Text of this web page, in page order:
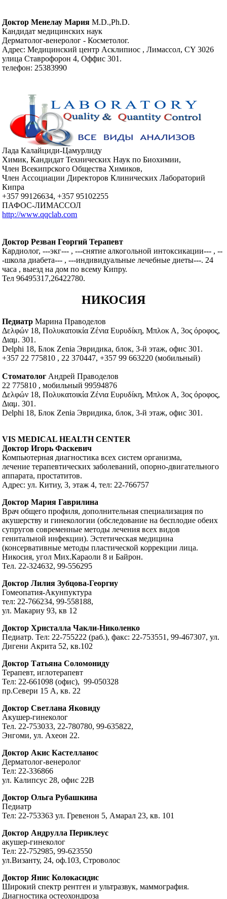
Доктор Менелау Мария M.D.,Ph.D.
Кандидат медицинских наук
Дерматолог-венеролог - Косметолог.
Адрес: Медицинский центр Асклипиос , Лимассол, CY 3026
улица Cтаврофорон 4, Оффис 301.
телефон: 25383990
Лада Калайциди-Цамурлиду
Химик, Кандидат Технических Наук по Биохимии,
Член Всекипрского Общества Химиков,
Член Ассоциации Директоров Клинических Лабораторий
Кипра
+357 99126634, +357 95102255
ПАФОС-ЛИМАССОЛ
http://www.qqclab.com
Доктор Резван Георгий Терапевт
Кардиолог, ---экг--- , ---снятие алкогольной интоксикации--- , --
-школа диабета--- , ---индивидуальные лечебные диеты---. 24
часа , выезд на дом по всему Кипру.
Тел 96495317,26422780.
НИКОСИЯ
Педиатр Марина Праводелов
Δελφών 18, Πολυκατοικία Ζένια Ευρυδίκη, Μπλοκ Α, 3ος όροφος,
Διαμ. 301.
Delphi 18, Блок Zenia Эвридика, блок, 3-й этаж, офис 301.
+357 22 775810 , 22 370447, +357 99 663220 (мобильный)
Стоматолог Андрей Праводелов
22 775810 , мобильный 99594876
Δελφών 18, Πολυκατοικία Ζένια Ευρυδίκη, Μπλοκ Α, 3ος όροφος,
Διαμ. 301.
Delphi 18, Блок Zenia Эвридика, блок, 3-й этаж, офис 301.
VIS MEDICAL HEALTH CENTER
Доктор Игорь Фаскевич
Компьютерная диагностика всех систем организма,
лечение терапевтических заболеваний, опорно-двигательного
аппарата, простатитов.
Адрес: ул. Китиу, 3, этаж 4, тел: 22-766757
Доктор Мария Гаврилина
Врач общего профиля, дополнительная специализация по
акушерству и гинекологии (обследование на бесплодие обеих
супругов современные методы лечения всех видов
генитальной инфекции). Эстетическая медицина
(консервативные методы пластической коррекции лица.
Никосия, угол Мих.Караоли 8 и Байрон.
Тел. 22-324632, 99-556295
Доктор Лилия Зубцова-Георгиу
Гомеопатия-Акунпуктура
тел: 22-766234, 99-558188,
ул. Макариу 93, кв 12
Доктор Христалла Чакли-Николенко
Педиатр. Тел: 22-755222 (раб.), факс: 22-753551, 99-467307, ул.
Дигени Акрита 52, кв.102
Доктор Татьяна Соломониду
Терапевт, иглотерапевт
Тел: 22-661098 (офис), 99-050328
пр.Севери 15 А, кв. 22
Доктор Светлана Яковиду
Акушер-гинеколог
Тел. 22-753033, 22-780780, 99-635822,
Энгоми, ул. Ахеон 22.
Доктор Акис Кастелланос
Дерматолог-венеролог
Тел: 22-336866
ул. Калипсус 28, офис 22В
Доктор Ольга Рубашкина
Педиатр
Тел: 22-753363 ул. Гревенон 5, Амарал 23, кв. 101
Доктор Андрулла Периклеус
акушер-гинеколог
Тел: 22-752985, 99-623550
ул.Византу, 24, оф.103, Строволос
Доктор Янис Колокасидис
Широкий спектр рентген и ультразвук, маммография.
Диагностика остеохондроза